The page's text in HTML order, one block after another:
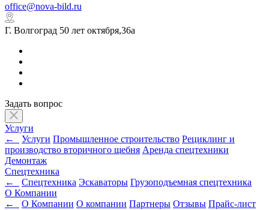
office@nova-bild.ru
Г. Волгоград 50 лет октября,36а
Задать вопрос
Услуги
←
Услуги Промышленное строительство Рециклинг и
производство вторичного щебня Аренда спецтехники
Демонтаж
Спецтехника
←
Спецтехника Эскаваторы Грузоподъемная спецтехника
О Компании
←
О Компании О компании Партнеры Отзывы Прайс-лист